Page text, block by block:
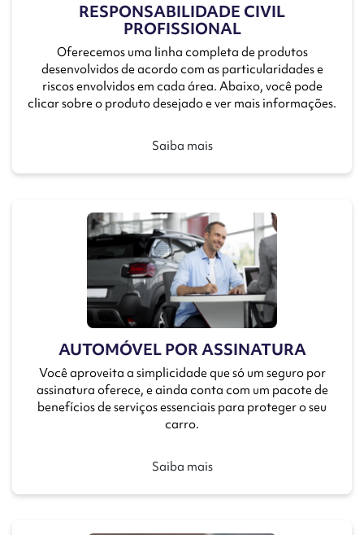
RESPONSABILIDADE CIVIL
PROFISSIONAL
Oferecemos uma linha completa de produtos
desenvolvidos de acordo com as particularidades e
riscos envolvidos em cada área. Abaixo, você pode
clicar sobre o produto desejado e ver mais informações.
Saiba mais
AUTOMÓVEL POR ASSINATURA
Você aproveita a simplicidade que só um seguro por
assinatura oferece, e ainda conta com um pacote de
benefícios de serviços essenciais para proteger o seu
carro.
Saiba mais